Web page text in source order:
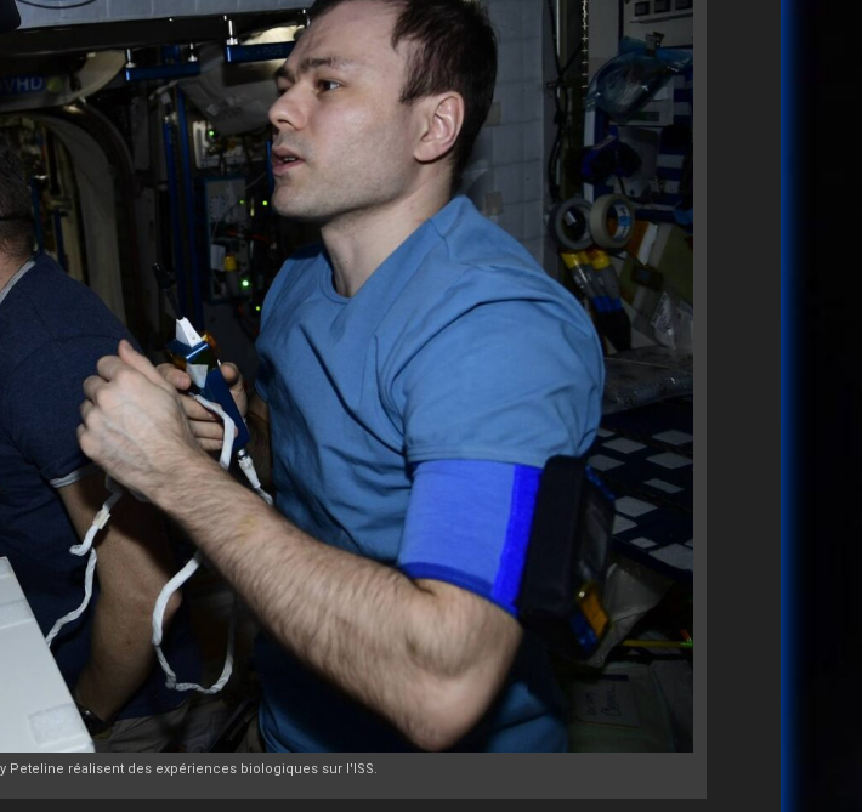
Peteline réalisent des expériences biologiques sur l'ISS.